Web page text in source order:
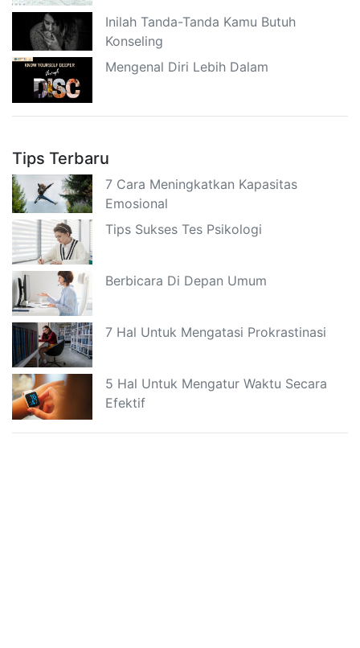
Inilah Tanda-Tanda Kamu Butuh
Konseling
Mengenal Diri Lebih Dalam
Tips Terbaru
7 Cara Meningkatkan Kapasitas
Emosional
Tips Sukses Tes Psikologi
Berbicara Di Depan Umum
7 Hal Untuk Mengatasi Prokrastinasi
5 Hal Untuk Mengatur Waktu Secara
Efektif